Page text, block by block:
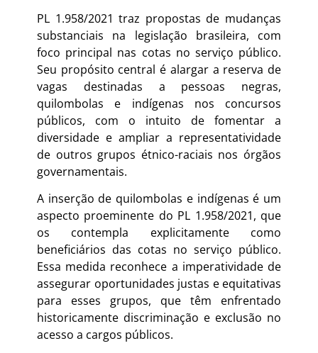
PL 1.958/2021 traz propostas de mudanças
substanciais na legislação brasileira, com
foco principal nas cotas no serviço público.
Seu propósito central é alargar a reserva de
vagas destinadas a pessoas negras,
quilombolas e indígenas nos concursos
públicos, com o intuito de fomentar a
diversidade e ampliar a representatividade
de outros grupos étnico-raciais nos órgãos
governamentais.
A inserção de quilombolas e indígenas é um
aspecto proeminente do PL 1.958/2021, que
os contempla explicitamente como
beneficiários das cotas no serviço público.
Essa medida reconhece a imperatividade de
assegurar oportunidades justas e equitativas
para esses grupos, que têm enfrentado
historicamente discriminação e exclusão no
acesso a cargos públicos.